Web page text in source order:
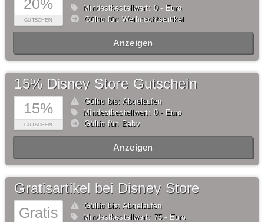
20%
GUTSCHEIN
Mindestbestellwert: 0,- Euro
Gültig für: Weihnachtsartikel
Anzeigen
15%
GUTSCHEIN
15% Disney Store Gutschein
Gültig bis: Abgelaufen
Mindestbestellwert: 0,- Euro
Gültig für: Baby
Anzeigen
Gratis
Gratisartikel bei Disney Store
Gültig bis: Abgelaufen
Mindestbestellwert: 75,- Euro